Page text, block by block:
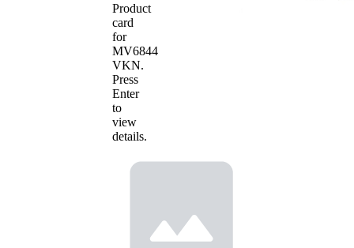
Product
card
for
MV6844
VKN.
Press
Enter
to
view
details.